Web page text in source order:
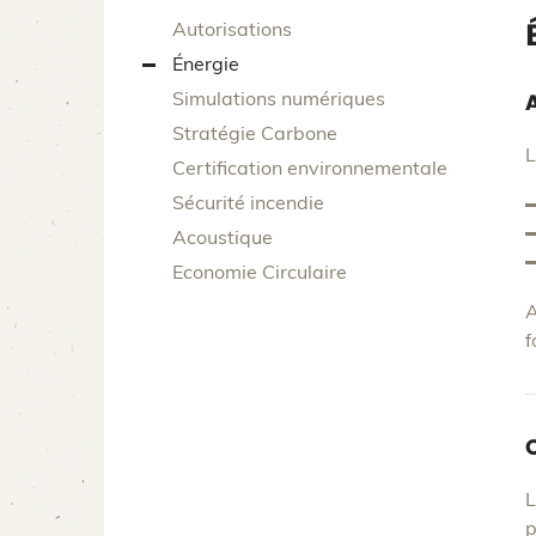
Autorisations
Énergie
Simulations numériques
Stratégie Carbone
Certification environnementale
Sécurité incendie
Acoustique
Economie Circulaire